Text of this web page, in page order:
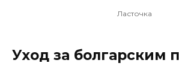
Ласточка
Уход за болгарским